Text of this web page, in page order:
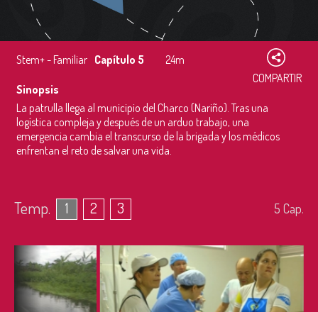
Stem+ - Familiar Capítulo 5
24m
COMPARTIR
Sinopsis
La patrulla llega al municipio del Charco (Nariño). Tras una
logística compleja y después de un arduo trabajo, una
emergencia cambia el transcurso de la brigada y los médicos
enfrentan el reto de salvar una vida.
Temp. 1 2 3 5 Cap.